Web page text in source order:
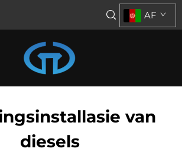
AF
van
diesels